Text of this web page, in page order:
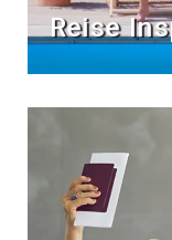
Reise